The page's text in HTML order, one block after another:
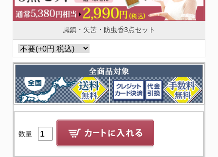
風鎮・矢筈・防虫香3点セット
数量